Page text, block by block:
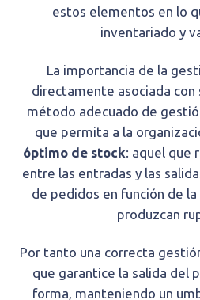
estos elementos en lo
inventariado y
La importancia de la
directamente asociada con
método adecuado de
que permita a la
óptimo de stock: aquel que
entre las entradas y las
de pedidos en función de
produzcan
Por tanto una correcta
que garantice la salida del
forma, manteniendo un